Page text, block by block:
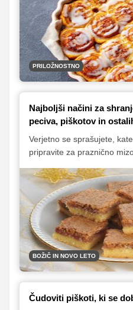
toplega napitka.
najljubših sladic, s katerimi
vnesli nekaj značilnega
pregrešnih cimetovih
PRILOŽNOSTNO
Najboljši načini za
peciva, piškotov in
Verjetno se sprašujete,
pripravite za praznično
shraniti in se seveda
pojedli že prej.
BOŽIČ IN NOVO LETO
Čudoviti piškoti, ki se